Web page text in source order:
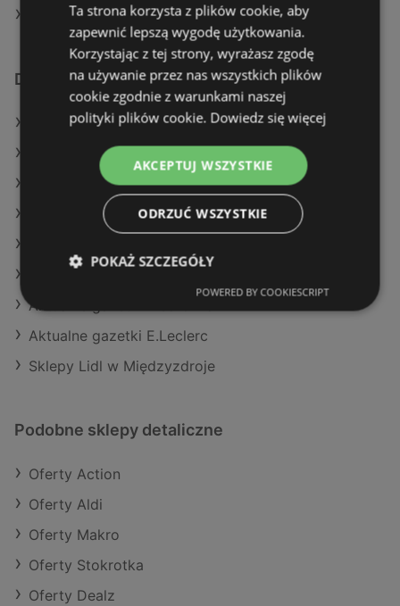
Lidl w Myślibórz
Dodatkowe łącza
Oferty Lidl
Oferty Action
Oferty Delikatesy Centrum
Aktualne gazetki Selgros
Aktualne gazetki Biedronka
Aktualne gazetki E.Leclerc
Sklepy Lidl w Międzyzdroje
Podobne sklepy detaliczne
Oferty Action
Oferty Aldi
Oferty Makro
Oferty Stokrotka
Oferty Dealz
Ta strona korzysta z plików cookie, aby
zapewnić lepszą wygodę użytkowania.
Korzystając z tej strony, wyrażasz zgodę
na używanie przez nas wszystkich plików
cookie zgodnie z warunkami naszej
polityki plików cookie. Dowiedz się więcej
AKCEPTUJ WSZYSTKIE
ODRZUĆ WSZYSTKIE
POKAŻ SZCZEGÓŁY
POWERED BY COOKIESCRIPT